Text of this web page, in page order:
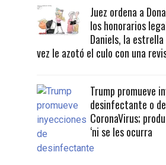
Juez ordena a
los honorarios
Daniels, la
vez le azotó el culo con una
Trump promueve
desinfectante o
CoronaVirus;
‘ni se les ocurra